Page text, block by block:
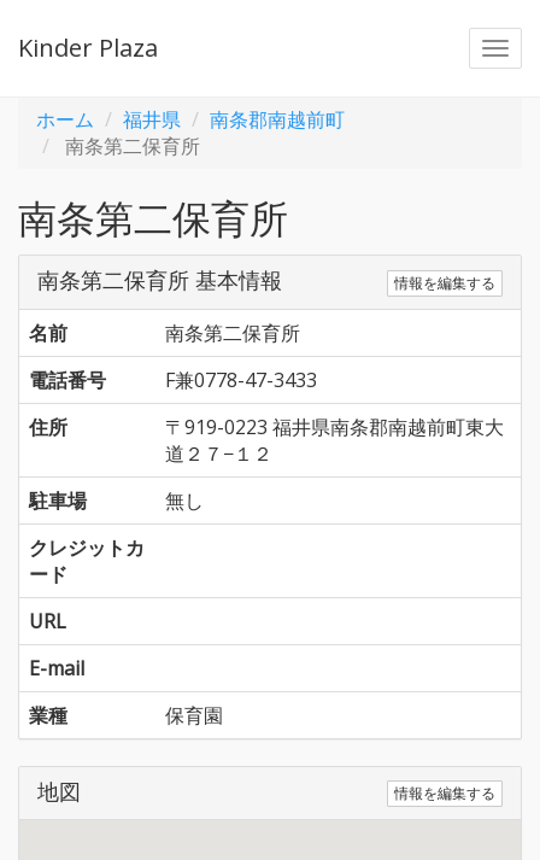
Kinder Plaza
ホーム 福井県
南条郡南越前町
南条第二保育所
南条第二保育所
南条第二保育所 基本情報 情報を編集する
名前
南条第二保育所
電話番号
F兼0778-47-3433
住所
〒919-0223 福井県南条郡南越前町東大
道２７−１２
駐車場
無し
クレジットカ
ード
URL
E-mail
業種
保育園
地図 情報を編集する